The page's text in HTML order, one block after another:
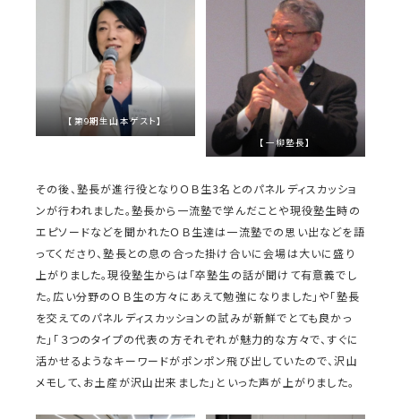
【第9期生山本ゲスト】
【一柳塾長】
その後、塾長が進行役となりＯＢ生3名とのパネルディスカッショ
ンが行われました。塾長から一流塾で学んだことや現役塾生時の
エピソードなどを聞かれたＯＢ生達は一流塾での思い出などを語
ってくださり、塾長との息の合った掛け合いに会場は大いに盛り
上がりました。現役塾生からは「卒塾生の話が聞けて有意義でし
た。広い分野のＯＢ生の方々にあえて勉強になりました」や「塾長
を交えてのパネルディスカッションの試みが新鮮でとても良かっ
た」「３つのタイプの代表の方それぞれが魅力的な方々で、すぐに
活かせるようなキーワードがポンポン飛び出していたので、沢山
メモして、お土産が沢山出来ました」といった声が上がりました。